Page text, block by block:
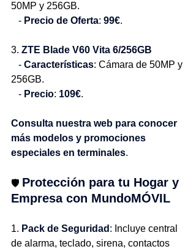
50MP y 256GB.
   -
Precio de Oferta: 99€.
3. ZTE Blade V60 Vita 6/256GB
   -
Características: Cámara de 50MP y
256GB.
   -
Precio: 109€.
Consulta nuestra web para conocer
más modelos y promociones
especiales en terminales.
🛡️ Protección para tu Hogar y
Empresa con MundoMÓVIL
1. Pack de Seguridad : Incluye central
de alarma, teclado, sirena, contactos